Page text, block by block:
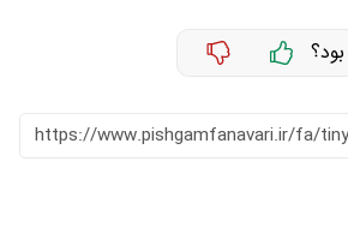
https://www.pishgamfanavari.ir/fa/